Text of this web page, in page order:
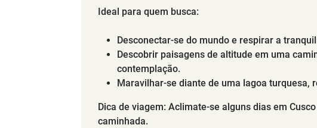
Ideal para quem busca:
Desconectar-se do mundo e respirar a
Descobrir paisagens de altitude em uma
contemplação.
Maravilhar-se diante de uma lagoa turquesa,
Dica de viagem: Aclimate-se alguns dias em
caminhada.